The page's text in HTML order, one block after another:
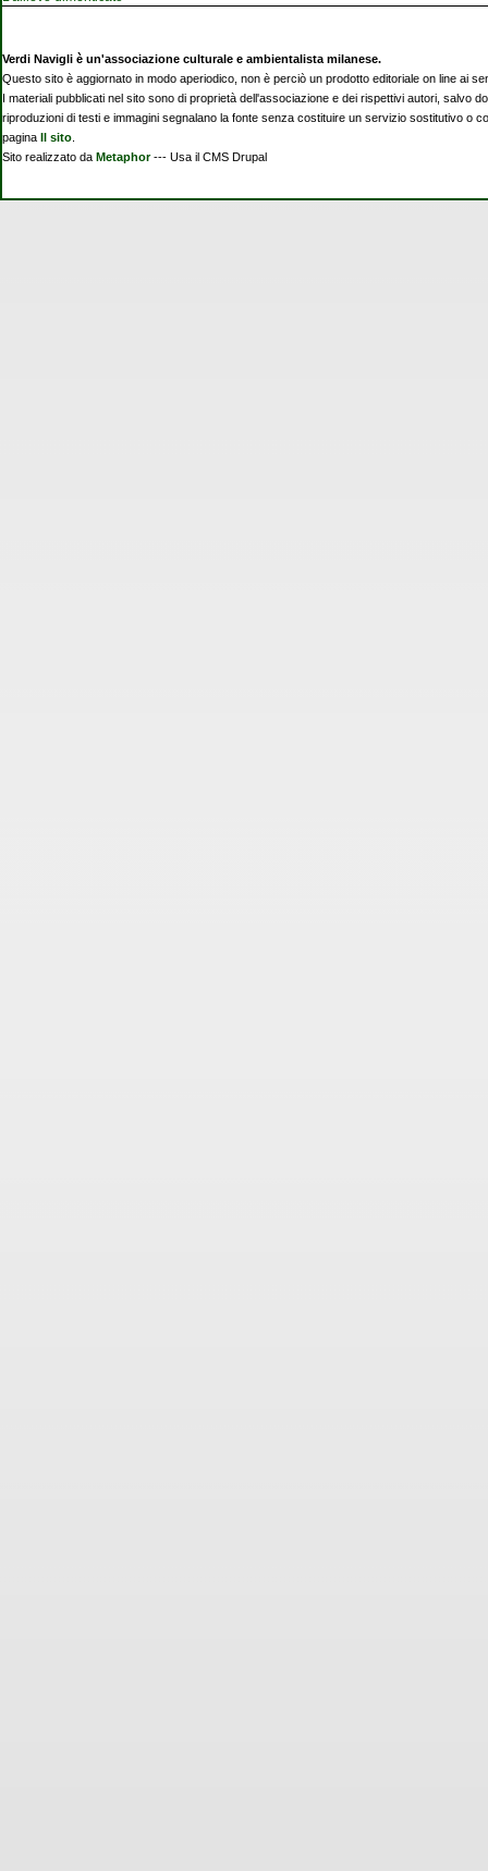
Verdi Navigli è un'associazione culturale e ambientalista milanese.
Questo sito è aggiornato in modo aperiodico, non è perciò un prodotto editoriale on line ai
I materiali pubblicati nel sito sono di proprietà dell'associazione e dei rispettivi autori,
riproduzioni di testi e immagini segnalano la fonte senza costituire un servizio sostitutivo o
pagina
Il sito.
Sito realizzato da Metaphor--- Usa il CMS Drupal